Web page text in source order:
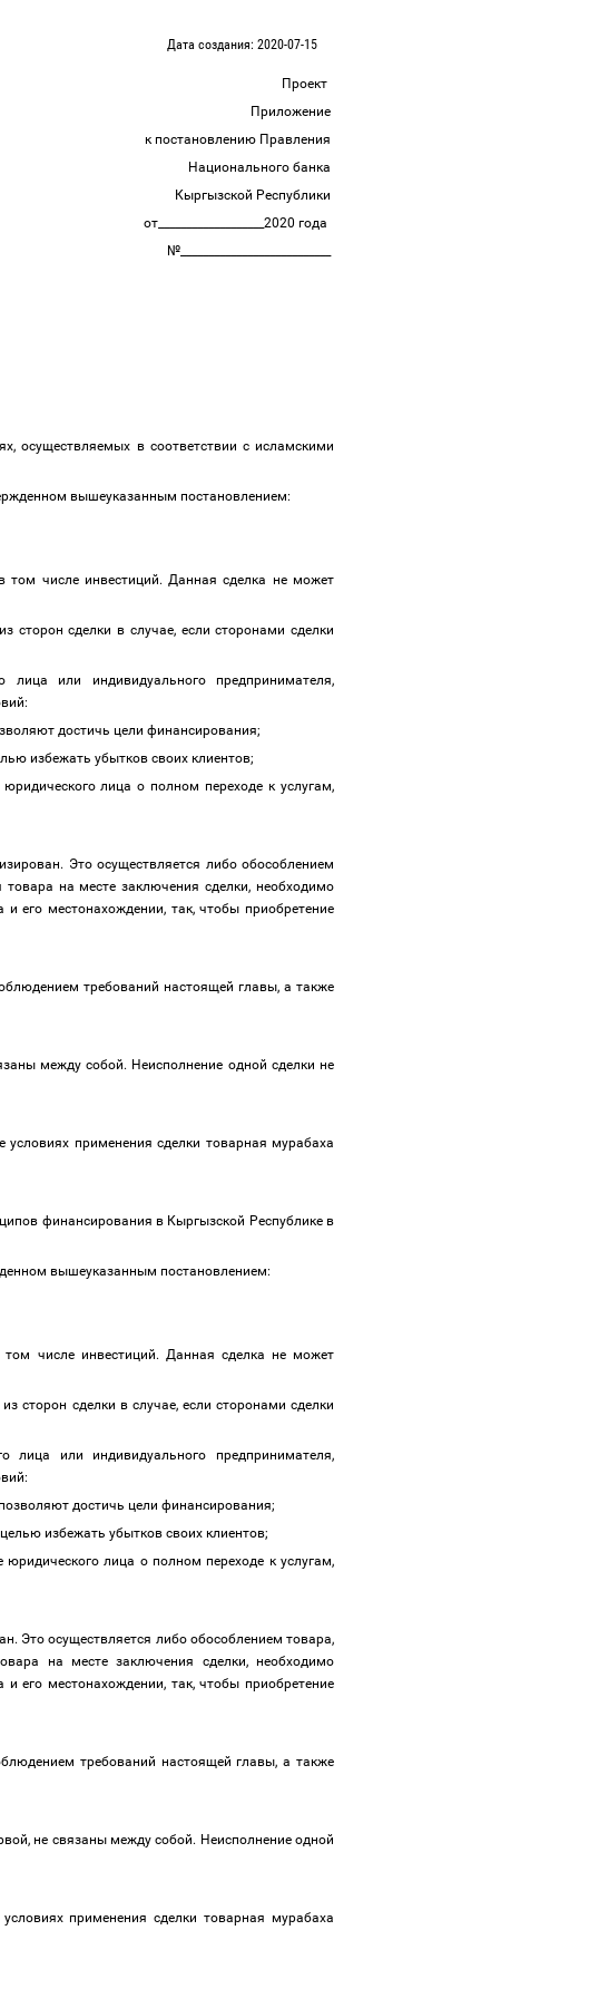
Дата создания: 2020-07-15
Проект
Приложение
к постановлению Правления
Национального банка
Кыргызской Республики
от___________________2020 года
№___________________________
осуществляемых в соответствии с исламскими
вышеуказанным постановлением:
том числе инвестиций. Данная сделка не может
сторон сделки в случае, если сторонами сделки
или индивидуального предпринимателя,
достичь цели финансирования;
избежать убытков своих клиентов;
лица о полном переходе к услугам,
Это осуществляется либо обособлением
на месте заключения сделки, необходимо
его местонахождении, так, чтобы приобретение
требований настоящей главы, а также
между собой. Неисполнение одной сделки не
применения сделки товарная мурабаха
финансирования в Кыргызской Республике в
вышеуказанным постановлением:
числе инвестиций. Данная сделка не может
сторон сделки в случае, если сторонами сделки
лица или индивидуального предпринимателя,
достичь цели финансирования;
избежать убытков своих клиентов;
лица о полном переходе к услугам,
Это осуществляется либо обособлением товара,
на месте заключения сделки, необходимо
его местонахождении, так, чтобы приобретение
требований настоящей главы, а также
не связаны между собой. Неисполнение одной
применения сделки товарная мурабаха